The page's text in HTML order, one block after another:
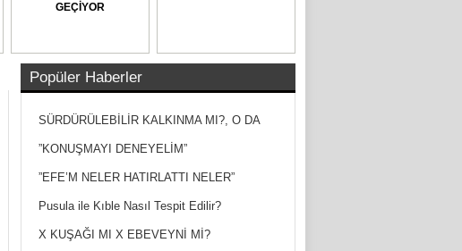
GEÇİYOR
Popüler Haberler
SÜRDÜRÜLEBİLİR KALKINMA MI?, O DA
NEYMİŞ?
”KONUŞMAYI DENEYELİM”
”EFE’M NELER HATIRLATTI NELER”
Pusula ile Kıble Nasıl Tespit Edilir?
X KUŞAĞI MI X EBEVEYNİ Mİ?